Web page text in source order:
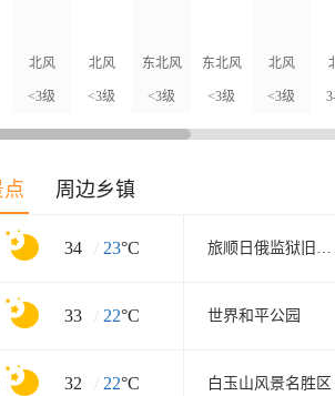
北风
<3级
北风
<3级
东北风
<3级
东北风
<3级
北风
<3级
点 周边乡镇
34 / 23°C 旅顺日俄监狱旧址博物馆
33 / 22°C 世界和平公园
32 / 22°C 白玉山风景名胜区